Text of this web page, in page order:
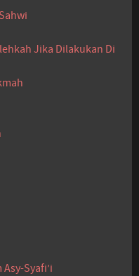
Jika Dilakukan Di
Syafi’i